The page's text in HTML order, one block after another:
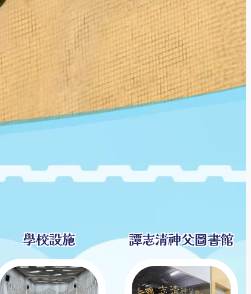
學校設施 譚志清神父圖書館